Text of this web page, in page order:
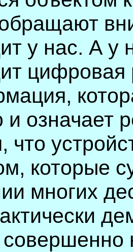
у нас. А у
и означает
что
которые
многих
совершенно